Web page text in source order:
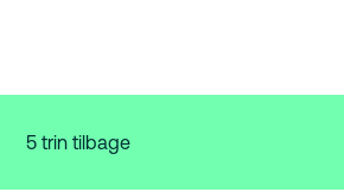
5 trin tilbage